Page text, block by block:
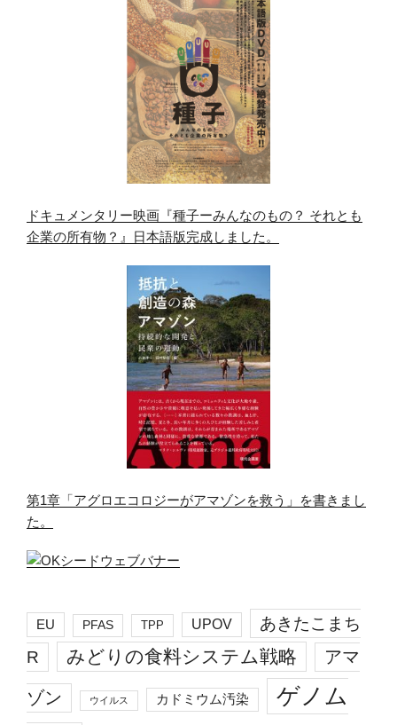
ドキュメンタリー映画『種子ーみんなのもの？ それとも
企業の所有物？』日本語版完成しました。
第1章「アグロエコロジーがアマゾンを救う」を書きまし
た。
EU PFAS TPP UPOV
あきたこまち
R
みどりの食料システム戦略 アマ
ゾン ウイルス カドミウム汚染
ゲノム